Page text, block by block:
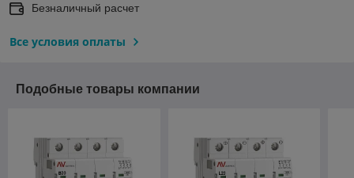
Безналичный расчет
Все условия оплаты
Подобные товары компании